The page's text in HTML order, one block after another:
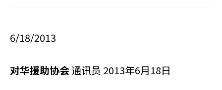
6/18/2013
对华援助协会通讯员 2013年6月18日